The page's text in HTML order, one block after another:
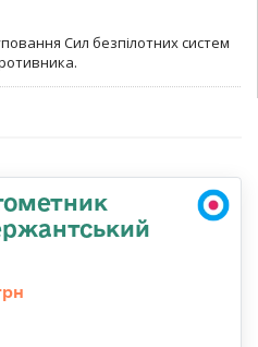
Сил безпілотних систем